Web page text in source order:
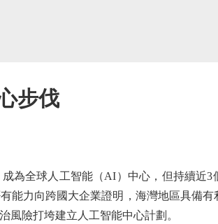
步伐
全球人工智能（AI）中心，但持續近3
能力向跨國大企業證明，海灣地區具備
風險打垮建立人工智能中心計劃。